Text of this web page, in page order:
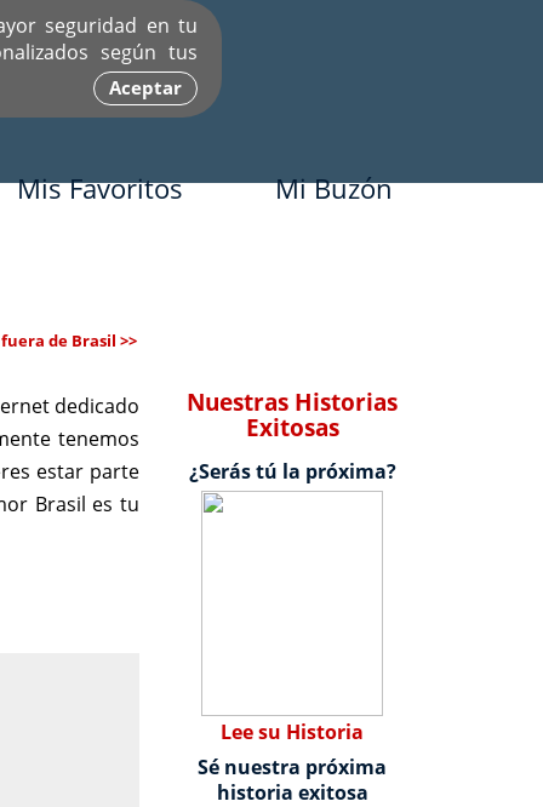
seguridad en tu
según tus
Aceptar
Mis Favoritos Mi Buzón
de Brasil >>
dedicado
tenemos
estar parte
Brasil es tu
Nuestras Historias
Exitosas
¿Serás tú la próxima?
Lee su Historia
Sé nuestra próxima
historia exitosa